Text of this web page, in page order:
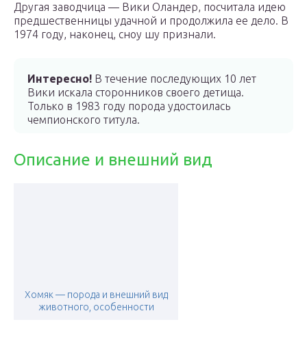
Другая заводчица — Вики Оландер, посчитала идею
предшественницы удачной и продолжила ее дело. В
1974 году, наконец, сноу шу признали.
Интересно! В течение последующих 10 лет
Вики искала сторонников своего детища.
Только в 1983 году порода удостоилась
чемпионского титула.
Описание и внешний вид
Хомяк — порода и внешний вид
животного, особенности